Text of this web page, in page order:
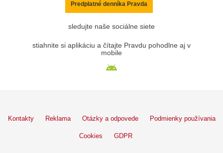
Predplatné denníka Pravda
sledujte naše sociálne siete
stiahnite si aplikáciu a čítajte Pravdu pohodlne aj v
mobile
Kontakty Reklama Otázky a odpovede Podmienky používania
Cookies GDPR